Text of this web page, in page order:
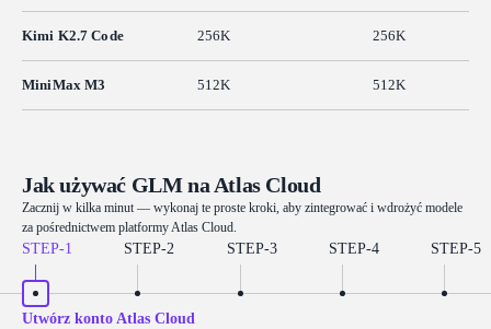
Kimi K2.7 Code 256K 256K
MiniMax M3 512K 512K
Jak używać GLM na Atlas Cloud
Zacznij w kilka minut — wykonaj te proste kroki, aby zintegrować i wdrożyć modele
za pośrednictwem platformy Atlas Cloud.
STEP-1 STEP-2 STEP-3 STEP-4 STEP-5
Utwórz konto Atlas Cloud